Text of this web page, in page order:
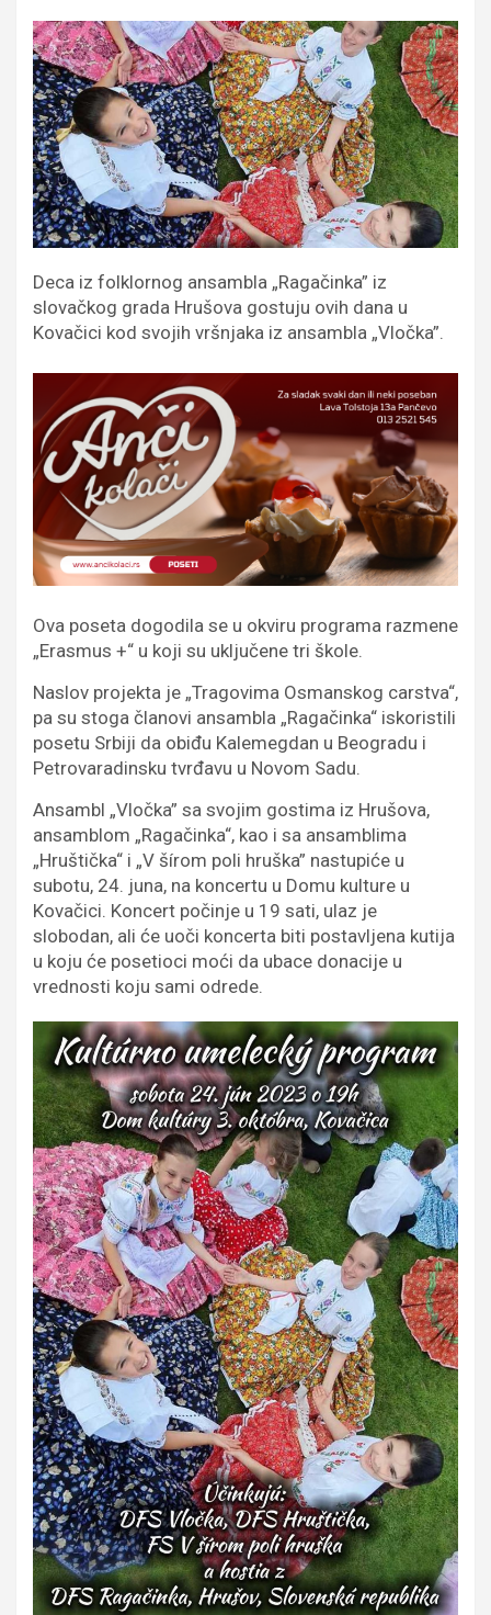
Deca iz folklornog ansambla „Ragačinka” iz
slovačkog grada Hrušova gostuju ovih dana u
Kovačici kod svojih vršnjaka iz ansambla „Vločka”.
Ova poseta dogodila se u okviru programa razmene
„Erasmus +“ u koji su uključene tri škole.
Naslov projekta je „Tragovima Osmanskog carstva“,
pa su stoga članovi ansambla „Ragačinka“ iskoristili
posetu Srbiji da obiđu Kalemegdan u Beogradu i
Petrovaradinsku tvrđavu u Novom Sadu.
Ansambl „Vločka” sa svojim gostima iz Hrušova,
ansamblom „Ragačinka“, kao i sa ansamblima
„Hruštička“ i „V šírom poli hruška” nastupiće u
subotu, 24. juna, na koncertu u Domu kulture u
Kovačici. Koncert počinje u 19 sati, ulaz je
slobodan, ali će uoči koncerta biti postavljena kutija
u koju će posetioci moći da ubace donacije u
vrednosti koju sami odrede.